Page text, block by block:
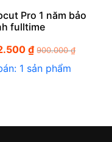
Pro 1 năm bảo
fulltime
₫ 900.000₫
1 sản phẩm